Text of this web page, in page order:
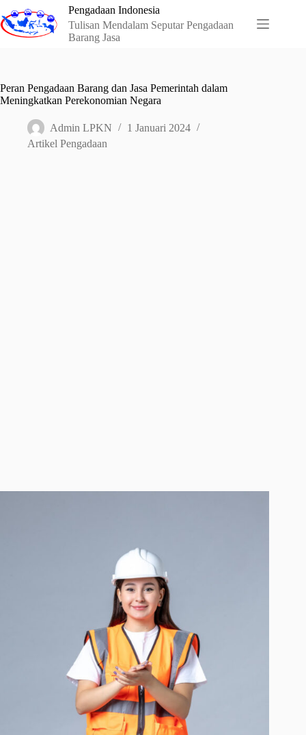
to
content
Pengadaan Indonesia
Tulisan Mendalam Seputar Pengadaan
Barang Jasa
Peran Pengadaan Barang dan Jasa Pemerintah dalam
Meningkatkan Perekonomian Negara
Admin LPKN
1 Januari 2024
Artikel Pengadaan